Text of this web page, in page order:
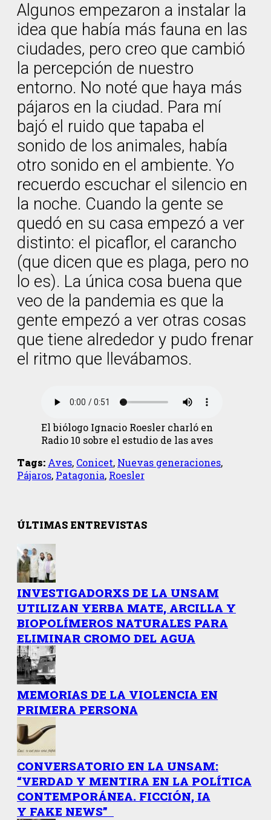
Algunos empezaron a instalar la
idea que había más fauna en las
ciudades, pero creo que cambió
la percepción de nuestro
entorno. No noté que haya más
pájaros en la ciudad. Para mí
bajó el ruido que tapaba el
sonido de los animales, había
otro sonido en el ambiente. Yo
recuerdo escuchar el silencio en
la noche. Cuando la gente se
quedó en su casa empezó a ver
distinto: el picaflor, el carancho
(que dicen que es plaga, pero no
lo es). La única cosa buena que
veo de la pandemia es que la
gente empezó a ver otras cosas
que tiene alrededor y pudo frenar
el ritmo que llevábamos.
El biólogo Ignacio Roesler charló en
Radio 10 sobre el estudio de las aves
Tags: Aves, Conicet, Nuevas generaciones,
Pájaros, Patagonia, Roesler
ÚLTIMAS ENTREVISTAS
INVESTIGADORXS DE LA UNSAM
UTILIZAN YERBA MATE, ARCILLA Y
BIOPOLÍMEROS NATURALES PARA
ELIMINAR CROMO DEL AGUA
MEMORIAS DE LA VIOLENCIA EN
PRIMERA PERSONA
CONVERSATORIO EN LA UNSAM:
“VERDAD Y MENTIRA EN LA POLÍTICA
CONTEMPORÁNEA. FICCIÓN, IA
Y FAKE NEWS”